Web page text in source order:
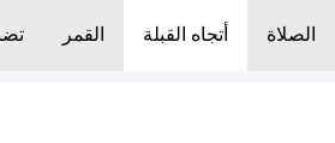
الصلاة أتجاه القبلة القمر